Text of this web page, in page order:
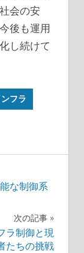
会の安
後も運用
し続けて
フラ
な制御系
次の記事
ラ制御と現
たちの挑戦